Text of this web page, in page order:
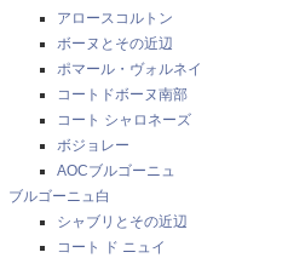
アロースコルトン
ボーヌとその近辺
ポマール・ヴォルネイ
コートドボーヌ南部
コート シャロネーズ
ボジョレー
AOCブルゴーニュ
ブルゴーニュ白
シャブリとその近辺
コート ド ニュイ